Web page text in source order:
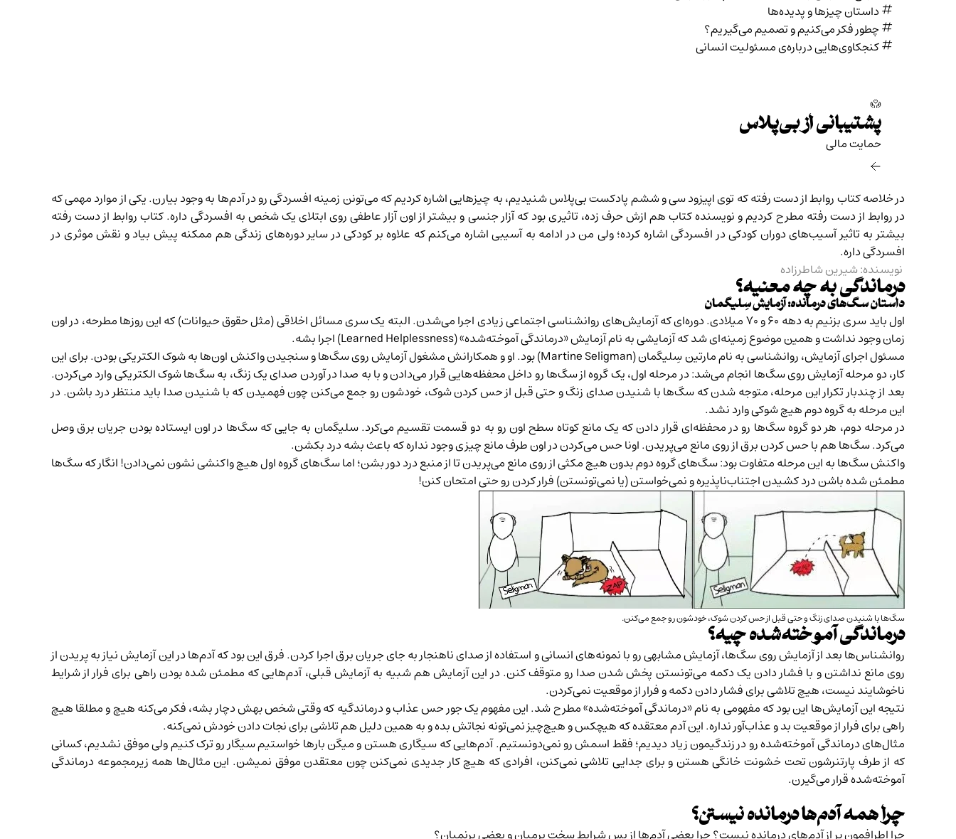
داستان چیزها و پدیده‌ها
چطور فکر می‌کنیم و تصمیم می‌گیریم؟
کنجکاوی‌هایی درباره‌ی مسئولیت انسانی
پشتیبانی از بی‌پلاس
حمایت مالی‌
درخلاصه کتاب روابط از دست رفتهکه تویاپیزود سی و ششم پادکست بی‌پلاسشنیدیم، به چیزهایی اشاره کردیم که می‌تونن زمینه افسردگی رو در آدم‌ها به وجود بیارن. یکی از موارد مهمی که
در روابط از دست رفته مطرح کردیم و نویسنده کتاب هم ازش حرف زده، تاثیری بود که آزار جنسی و بیشتر از اون آزار عاطفی روی ابتلای یک شخص به افسردگی داره. کتاب روابط از دست رفته
بیشتر به تاثیر آسیب‌های دوران کودکی در افسردگی اشاره کرده؛ ولی من در ادامه به آسیبی اشاره می‌کنم که علاوه بر کودکی در سایر دوره‌های زندگی هم ممکنه پیش بیاد و نقش موثری در
افسردگی داره.
نویسنده: شیرین شاطرزاده
درماندگی به چه معنیه؟
داستان سگ‌های درمانده: آزمایش سِلیگمان
اول باید سری بزنیم به دهه ۶۰ و ۷۰ میلادی. دوره‌ای که آزمایش‌های روانشناسی اجتماعی زیادی اجرا می‌شدن. البته یک سری مسائل اخلاقی (مثل حقوق حیوانات) که این روزها مطرحه، در اون
زمان وجود نداشت و همین موضوع زمینه‌ای شد که آزمایشی به نام آزمایش «درماندگی آموخته‌شده» (Learned Helplessness) اجرا بشه.
مسئول اجرای آزمایش، روانشناسی به نام مارتین سِلیگمان (Martine Seligman) بود. او و همکارانش مشغول آزمایش روی سگ‌ها و سنجیدن واکنش اون‌ها به شوک الکتریکی بودن. برای این
کار، دو مرحله آزمایش روی سگ‌ها انجام می‌شد: در مرحله اول، یک گروه از سگ‌ها رو داخل محفظه‌هایی قرار می‌دادن و با به صدا در آوردن صدای یک زنگ، به سگ‌ها شوک الکتریکی وارد می‌کردن.
بعد از چندبار تکرار این مرحله، متوجه شدن که سگ‌ها با شنیدن صدای زنگ و حتی قبل از حس کردن شوک، خودشون رو جمع می‌کنن چون فهمیدن که با شنیدن صدا باید منتظر درد باشن. در
این مرحله به گروه دوم هیچ شوکی وارد نشد.
در مرحله دوم، هر دو گروه سگ‌ها رو در محفظه‌ای قرار دادن که یک مانع کوتاه سطح اون رو به دو قسمت تقسیم می‌کرد. سلیگمان به جایی که سگ‌ها در اون ایستاده بودن جریان برق وصل
می‌کرد. سگ‌ها هم با حس کردن برق از روی مانع می‌پریدن. اونا حس می‌کردن در اون طرف مانع چیزی وجود نداره که باعث بشه درد بکشن.
واکنش‌ سگ‌ها به این مرحله متفاوت بود: سگ‌های گروه دوم بدون هیچ مکثی از روی مانع می‌پریدن تا از منبع درد دور بشن؛ اما سگ‌های گروه اول هیچ واکنشی نشون نمی‌دادن! انگار که سگ‌ها
مطمئن شده باشن درد کشیدن اجتناب‌ناپذیره و نمی‌خواستن (یا نمی‌تونستن) فرار کردن رو حتی امتحان کنن!
سگ‌ها با شنیدن صدای زنگ و حتی قبل از حس کردن شوک، خودشون رو جمع می‌کنن.
درماندگی آموخته‌شده چیه؟
روانشناس‌ها بعد از آزمایش روی سگ‌ها، آزمایش مشابهی رو با نمونه‌های انسانی و استفاده از صدای ناهنجار به جای جریان برق اجرا کردن. فرق این بود که آدم‌ها در این آزمایش نیاز به پریدن از
روی مانع نداشتن و با فشار دادن یک دکمه می‌تونستن پخش شدن صدا رو متوقف کنن. در این آزمایش هم شبیه به آزمایش قبلی، آدم‌هایی که مطمئن شده بودن راهی برای فرار از شرایط
ناخوشایند نیست، هیچ تلاشی برای فشار دادن دکمه و فرار از موقعیت نمی‌کردن.
نتیجه این آزمایش‌ها این بود که مفهومی به نام «درماندگی آموخته‌شده» مطرح شد. این مفهوم یک جور حس عذاب و درماندگیه که وقتی شخص بهش دچار بشه، فکر می‌کنه هیچ و مطلقا هیچ
راهی برای فرار از موقعیت بد و عذاب‌آور نداره. این آدم معتقده که هیچکس و هیچ‌چیز نمی‌تونه نجاتش بده و به همین دلیل هم تلاشی برای نجات دادن خودش نمی‌کنه.
مثال‌های درماندگی آموخته‌شده رو در زندگیمون زیاد دیدیم؛ فقط اسمش رو نمی‌دونستیم. آدم‌هایی که سیگاری هستن و میگن بارها خواستیم سیگار رو ترک کنیم ولی موفق نشدیم، کسانی
که از طرف پارتنرشون تحت خشونت خانگی هستن و برای جدایی تلاشی نمی‌کنن، افرادی که هیچ کار جدیدی نمی‌کنن چون معتقدن موفق نمیشن. این مثال‌ها همه زیرمجموعه درماندگی
آموخته‌شده قرار می‌گیرن.
چرا همه آدم‌ها درمانده نیستن؟
چرا اطرافمون پر از آدم‌های درمانده نیست؟ چرا بعضی آدم‌ها از پس شرایط سخت برمیان و بعضی برنمیان؟